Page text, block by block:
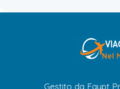
Gestito da Egypt